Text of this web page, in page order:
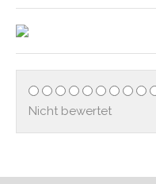
Nicht bewertet